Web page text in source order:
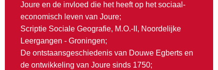
Joure en de invloed die het heeft op het sociaal-
economisch leven van Joure;
Scriptie Sociale Geografie, M.O.-II, Noordelijke
Leergangen - Groningen;
De ontstaansgeschiedenis van Douwe Egberts en
de ontwikkeling van Joure sinds 1750;